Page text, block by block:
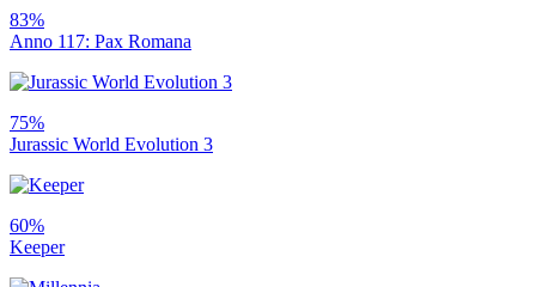
83%
Anno 117: Pax Romana
75%
Jurassic World Evolution 3
60%
Keeper